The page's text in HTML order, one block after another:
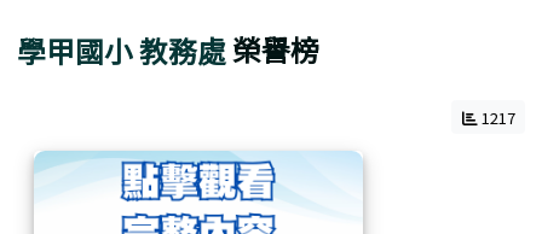
學甲國小教務處榮譽榜
1217